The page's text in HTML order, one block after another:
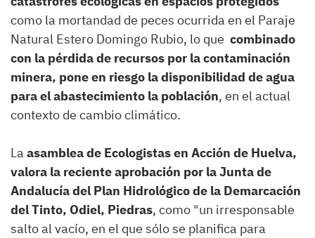
como la mortandad de peces ocurrida en el Paraje
Natural Estero Domingo Rubio, lo que combinado
con la pérdida de recursos por la contaminación
minera, pone en riesgo la disponibilidad de agua
para el abastecimiento la población, en el actual
contexto de cambio climático.
La asamblea de Ecologistas en Acción de Huelva,
valora la reciente aprobación por la Junta de
Andalucía del Plan Hidrológico de la Demarcación
del Tinto, Odiel, Piedras, como "un irresponsable
salto al vacío, en el que sólo se planifica para